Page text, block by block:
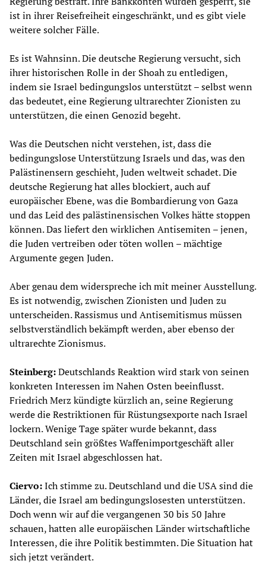
ist in ihrer Reisefreiheit eingeschränkt, und es gibt viele
weitere solcher Fälle.
Es ist Wahnsinn. Die deutsche Regierung versucht, sich
ihrer historischen Rolle in der Shoah zu entledigen,
indem sie Israel bedingungslos unterstützt – selbst wenn
das bedeutet, eine Regierung ultrarechter Zionisten zu
unterstützen, die einen Genozid begeht.
Was die Deutschen nicht verstehen, ist, dass die
bedingungslose Unterstützung Israels und das, was den
Palästinensern geschieht, Juden weltweit schadet. Die
deutsche Regierung hat alles blockiert, auch auf
europäischer Ebene, was die Bombardierung von Gaza
und das Leid des palästinensischen Volkes hätte stoppen
können. Das liefert den wirklichen Antisemiten – jenen,
die Juden vertreiben oder töten wollen – mächtige
Argumente gegen Juden.
Aber genau dem widerspreche ich mit meiner Ausstellung.
Es ist notwendig, zwischen Zionisten und Juden zu
unterscheiden. Rassismus und Antisemitismus müssen
selbstverständlich bekämpft werden, aber ebenso der
ultrarechte Zionismus.
Steinberg:Deutschlands Reaktion wird stark von seinen
konkreten Interessen im Nahen Osten beeinflusst.
Friedrich Merz kündigte kürzlich an, seine Regierung
werde die Restriktionen für Rüstungsexporte nach Israel
lockern. Wenige Tage später wurde bekannt, dass
Deutschland sein größtes Waffenimportgeschäft aller
Zeiten mit Israel abgeschlossen hat.
Ciervo:Ich stimme zu. Deutschland und die USA sind die
Länder, die Israel am bedingungslosesten unterstützen.
Doch wenn wir auf die vergangenen 30 bis 50 Jahre
schauen, hatten alle europäischen Länder wirtschaftliche
Interessen, die ihre Politik bestimmten. Die Situation hat
sich jetzt verändert.